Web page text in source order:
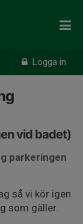
Logga in
vid badet)
parkeringen
så vi kör igen
som gäller.